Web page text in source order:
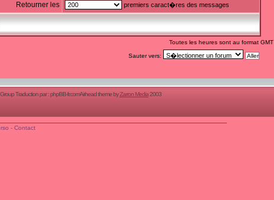
Retourner les premiers caract�res des messages
Toutes les heures sont au format GMT
Sauter vers:
Traduction par :phpBB-fr.comAirhead theme byZarron Media2003
- Contact